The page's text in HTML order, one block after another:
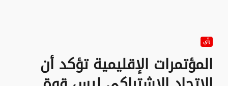
رأي
المؤتمرات الإقليمية تؤكد أن